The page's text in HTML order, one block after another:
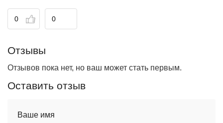
0 0
Отзывы
Отзывов пока нет, но ваш может стать первым.
Оставить отзыв
Ваше имя